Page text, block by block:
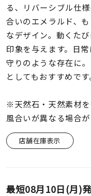
着用シーン
コレクション
レディース
リングサイズ
る、リバーシブル仕
合いのエメラルド、
なデザイン。動くた
印象を与えます。日
守りのような存在に
としてもおすすめです
※天然石・天然素材
風合いが異なる場合が
店舗在庫表示
最短08月10日(月)